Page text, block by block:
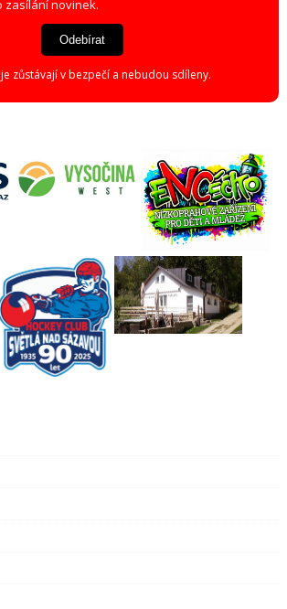
zasílání novinek.
Odebírat
zůstávají v bezpečí a nebudou sdíleny.